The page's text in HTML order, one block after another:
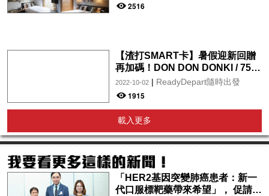
2516
【渣打SMART卡】暑假迎新回贈
再加碼！DON DON DONKI / 759
阿信屋 / OK / 百佳 / 屈臣氏 /
foodpanda / pandamart全年享
2022-10-02| ReadyDepart隨時出發
1915
載入更多
「HER2基因突變肺癌患者：新一
代口服標靶藥帶來希望」， 促請政